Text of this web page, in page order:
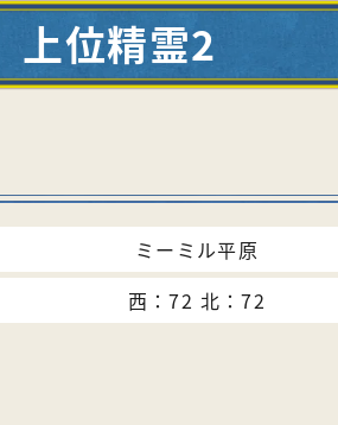
上位精霊2
ミーミル平原
西：72 北：72